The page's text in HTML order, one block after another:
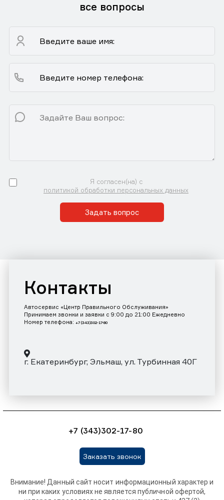
все вопросы
Я согласен(на) с
политикой обработки персональных данных
Задать вопрос
Контакты
Автосервис «Центр Правильного Обслуживания»
Принимаем звонки и заявки с 9:00 до 21:00 Ежедневно
Номер телефона: +7 (343)302-17-80
г. Екатеринбург, Эльмаш, ул. Турбинная 40Г
+7 (343)302-17-80
Заказать звонок
Внимание! Данный сайт носит информационный характер и
ни при каких условиях не является публичной офертой,